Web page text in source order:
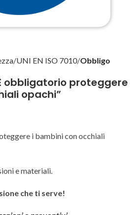
UNI EN ISO 7010 Obbligo
obbligatorio proteggere
opachi”
i bambini con occhiali
e materiali.
che ti serve!